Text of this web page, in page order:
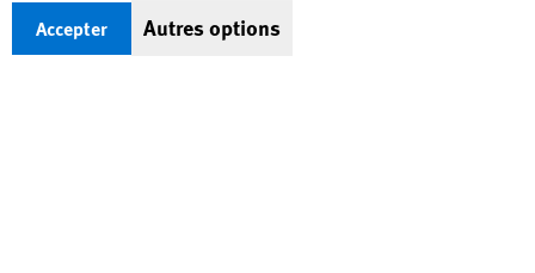
© 2026 Human Rights Watch
Accepter Autres options